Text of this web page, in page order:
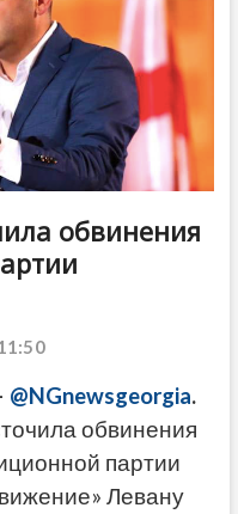
обвинения
@NGnewsgeorgia.
обвинения
партии
Левану